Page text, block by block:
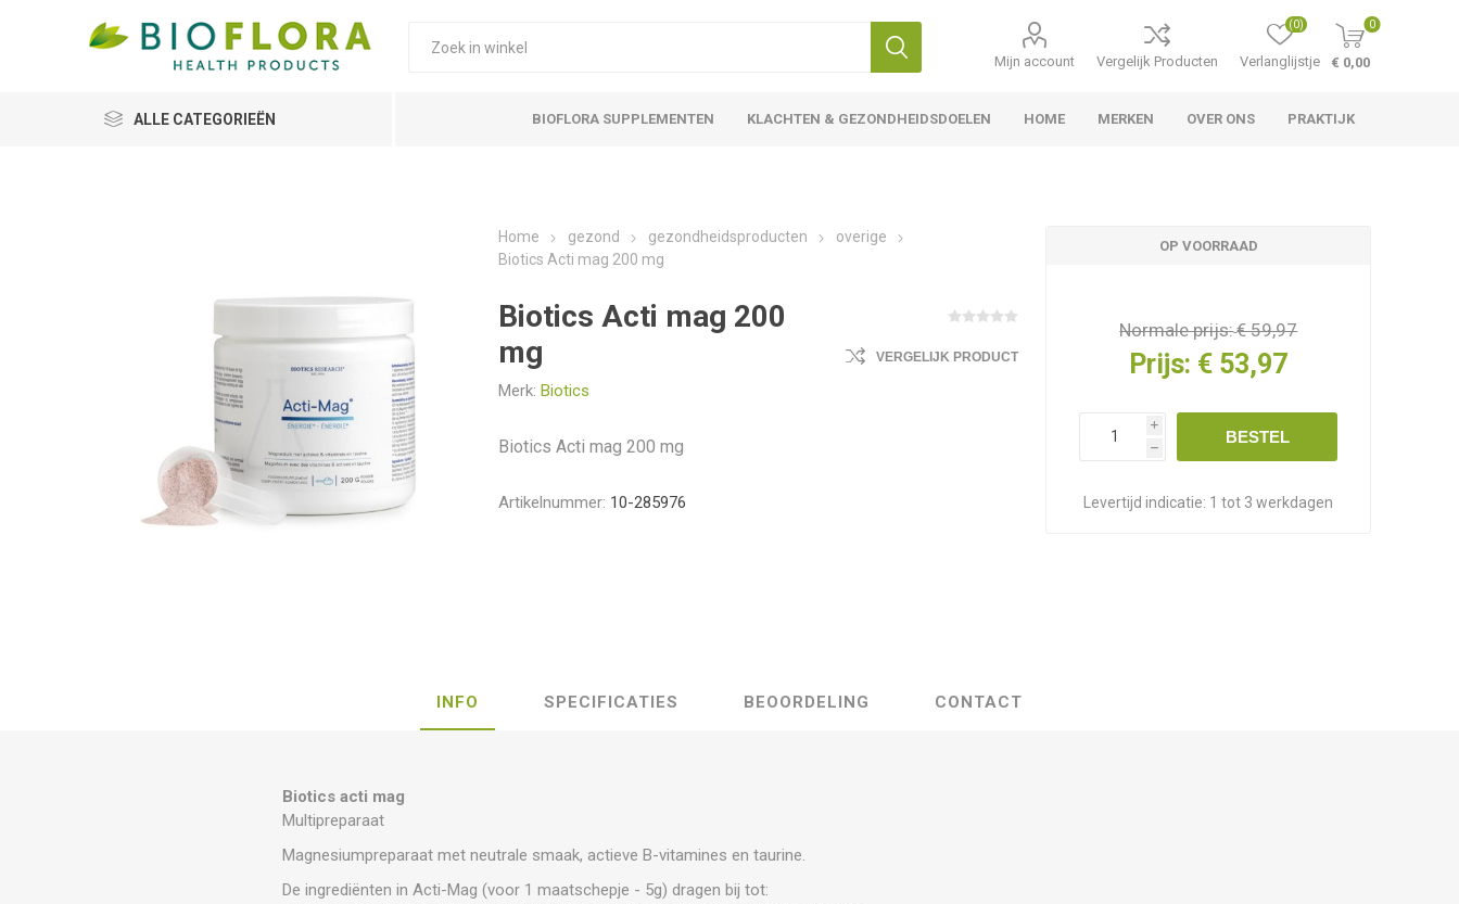
Mijn account Vergelijk Producten Verlanglijstje
(0) 0
€ 0,00
ALLE CATEGORIEËN BIOFLORA SUPPLEMENTEN KLACHTEN & GEZONDHEIDSDOELEN HOME MERKEN OVER ONS PRAKTIJK
Home gezond gezondheidsproducten
overige
Biotics Acti mag 200 mg
Biotics Acti mag 200
mg
Merk: Biotics
VERGELIJK PRODUCT
Biotics Acti mag 200 mg
Artikelnummer: 10-285976
OP VOORRAAD
Normale prijs:€ 59,97
Prijs: € 53,97
i
h
BESTEL
Levertijd indicatie: 1 tot 3 werkdagen
INFO SPECIFICATIES BEOORDELING CONTACT
Biotics acti mag
Multipreparaat
Magnesiumpreparaat met neutrale smaak, actieve B-vitamines en taurine.
De ingrediënten in Acti-Mag (voor 1 maatschepje - 5g) dragen bij tot: